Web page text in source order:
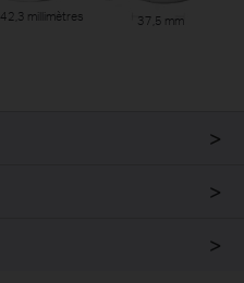
42,3 millimètres 37,5 mm